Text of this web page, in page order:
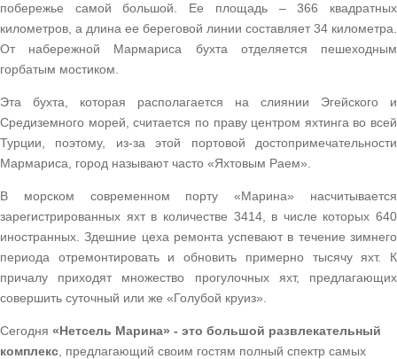
побережье самой большой. Ее площадь – 366 квадратных
километров, а длина ее береговой линии составляет 34 километра.
От набережной Мармариса бухта отделяется пешеходным
горбатым мостиком.
Эта бухта, которая располагается на слиянии Эгейского и
Средиземного морей, считается по праву центром яхтинга во всей
Турции, поэтому, из-за этой портовой достопримечательности
Мармариса, город называют часто «Яхтовым Раем».
В морском современном порту «Марина» насчитывается
зарегистрированных яхт в количестве 3414, в числе которых 640
иностранных. Здешние цеха ремонта успевают в течение зимнего
периода отремонтировать и обновить примерно тысячу яхт. К
причалу приходят множество прогулочных яхт, предлагающих
совершить суточный или же «Голубой круиз».
Сегодня «Нетсель Марина» - это большой развлекательный
комплекс , предлагающий своим гостям полный спектр самых